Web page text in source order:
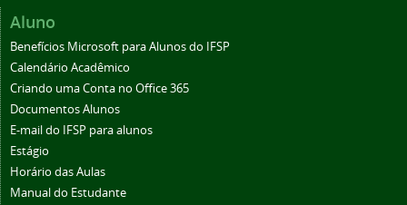
Aluno
Benefícios Microsoft para Alunos do IFSP
Calendário Acadêmico
Criando uma Conta no Office 365
Documentos Alunos
E-mail do IFSP para alunos
Estágio
Horário das Aulas
Manual do Estudante